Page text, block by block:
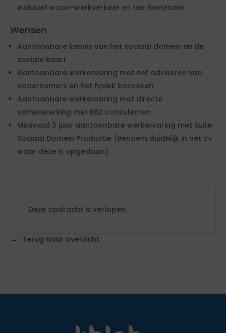
inclusief woon-werkverkeer en fee flextender
Wensen
Aantoonbare kennis van het sociaal domein en de
sociale kaart
Aantoonbare werkervaring met het adviseren van
ondernemers en het fysiek bezoeken
Aantoonbare werkervaring met directe
samenwerking met BBZ consulenten
Minimaal 3 jaar aantoonbare werkervaring met Suite
Sociaal Domein Productie (Benoem duidelijk in het cv
waar deze is opgedaan)
Deze opdracht is verlopen.
Terug naar overzicht